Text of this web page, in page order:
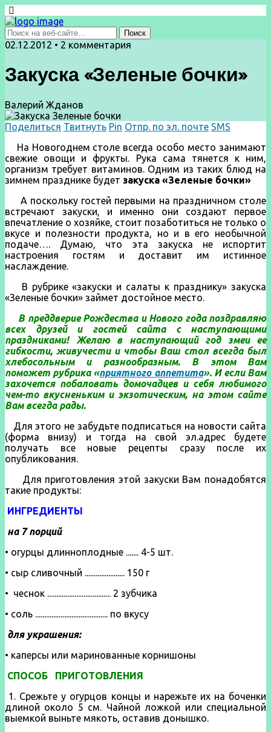
02.12.2012 • 2 комментария
Закуска «Зеленые бочки»
Валерий Жданов
Поделиться Твитнуть Pin Отпр. по эл. почте SMS
На Новогоднем столе всегда особо место занимают
свежие овощи и фрукты. Рука сама тянется к ним,
организм требует витаминов. Одним из таких блюд на
зимнем празднике будет закуска «Зеленые бочки»
А поскольку гостей первыми на праздничном столе
встречают закуски, и именно они создают первое
впечатление о хозяйке, стоит позаботиться не только о
вкусе и полезности продукта, но и в его необычной
подаче…. Думаю, что эта закуска не испортит
настроения гостям и доставит им истинное
наслаждение.
В рубрике «закуски и салаты к празднику» закуска
«Зеленые бочки» займет достойное место.
В преддверие Рождества и Нового года поздравляю
всех друзей и гостей сайта с наступающими
праздниками! Желаю в наступающий год змеи ее
гибкости, живучести и чтобы Ваш стол всегда был
хлебосольным и разнообразным. В этом Вам
поможет рубрика «приятного аппетита». И если Вам
захочется побаловать домочадцев и себя любимого
чем-то вкусненьким и экзотическим, на этом сайте
Вам всегда рады.
Для этого не забудьте подписаться на новости сайта
(форма внизу) и тогда на свой эл.адрес будете
получать все новые рецепты сразу после их
опубликования.
Для приготовления этой закуски Вам понадобятся
такие продукты:
ИНГРЕДИЕНТЫ
на 7 порций
• огурцы длинноплодные ....... 4-5 шт.
• сыр сливочный ...................... 150 г
• чеснок ................................... 2 зубчика
• соль ........................................ по вкусу
для украшения:
• каперсы или маринованные корнишоны
СПОСОБ ПРИГОТОВЛЕНИЯ
1. Срежьте у огурцов концы и нарежьте их на боченки
длиной около 5 см. Чайной ложкой или специальной
выемкой выньте мякоть, оставив донышко.